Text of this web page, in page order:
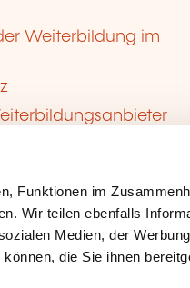
Funktionen im
Wir teilen ebenfalls
Medien, der
die Sie ihnen
Weiterbildung im